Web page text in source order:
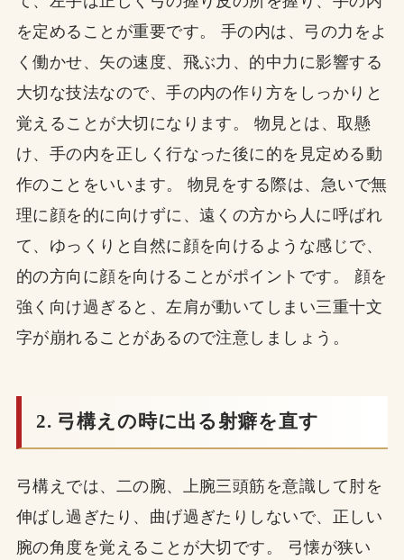
を定めることが重要です。 手の内は、弓の力をよ
く働かせ、矢の速度、飛ぶ力、的中力に影響する
大切な技法なので、手の内の作り方をしっかりと
覚えることが大切になります。 物見とは、取懸
け、手の内を正しく行なった後に的を見定める動
作のことをいいます。 物見をする際は、急いで無
理に顔を的に向けずに、遠くの方から人に呼ばれ
て、ゆっくりと自然に顔を向けるような感じで、
的の方向に顔を向けることがポイントです。 顔を
強く向け過ぎると、左肩が動いてしまい三重十文
字が崩れることがあるので注意しましょう。
2. 弓構えの時に出る射癖を直す
弓構えでは、二の腕、上腕三頭筋を意識して肘を
伸ばし過ぎたり、曲げ過ぎたりしないで、正しい
腕の角度を覚えることが大切です。 弓懐が狭い